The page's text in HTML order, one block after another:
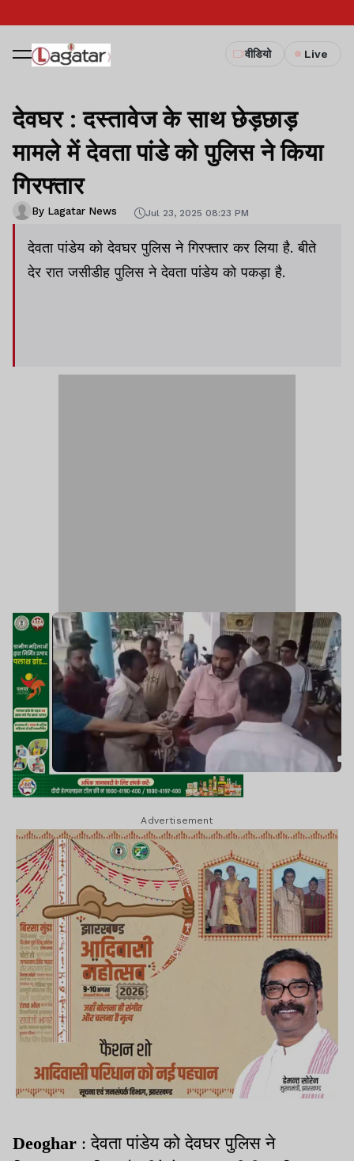
वीडियो Live
देवघर : दस्तावेज के साथ छेड़छाड़
मामले में देवता पांडे को पुलिस ने किया
गिरफ्तार
By Lagatar News Jul 23, 2025 08:23 PM
देवता पांडेय को देवघर पुलिस ने गिरफ्तार कर लिया है. बीते
देर रात जसीडीह पुलिस ने देवता पांडेय को पकड़ा है.
Advertisement
Deoghar : देवता पांडेय को देवघर पुलिस ने